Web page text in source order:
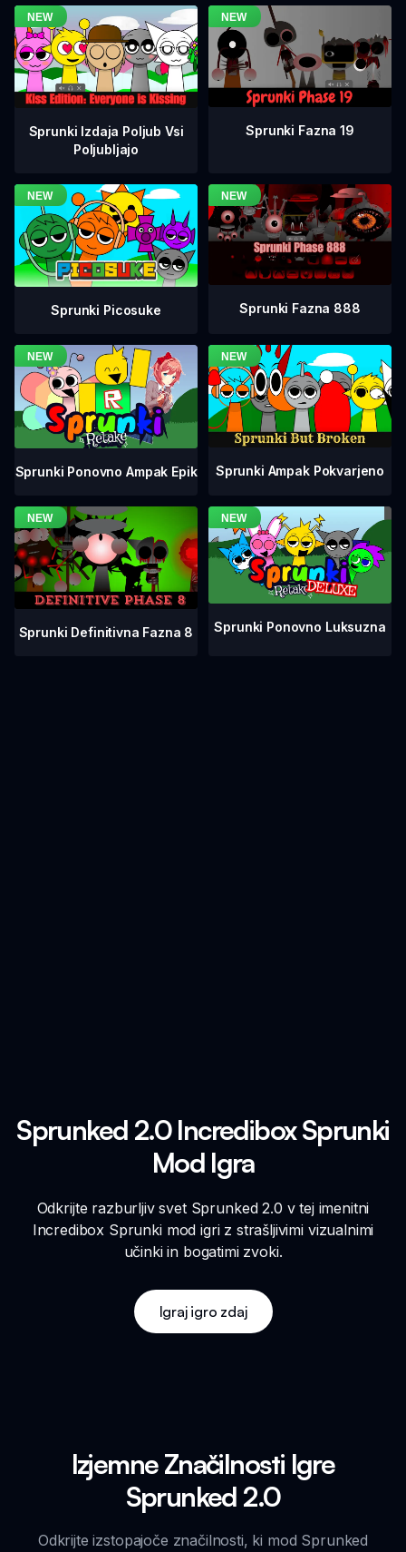
Sprunki Izdaja Poljub Vsi
Poljubljajo
Sprunki Fazna 19
Sprunki Picosuke Sprunki Fazna 888
Sprunki Ponovno Ampak Epik Sprunki Ampak Pokvarjeno
Sprunki Definitivna Fazna 8 Sprunki Ponovno Luksuzna
Sprunked 2.0 Incredibox Sprunki
Mod Igra
Odkrijte razburljiv svet Sprunked 2.0 v tej imenitni
Incredibox Sprunki mod igri z strašljivimi vizualnimi
učinki in bogatimi zvoki.
Igraj igro zdaj
Izjemne Značilnosti Igre
Sprunked 2.0
Odkrijte izstopajoče značilnosti, ki mod Sprunked